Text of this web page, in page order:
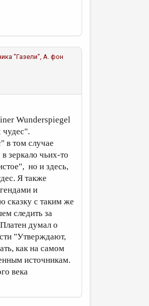
"Газели", А. фон
Wunderspiegel
чудес".
в том случае
зеркало чьих-то
но и здесь,
Я также
и
сказку с таким же
следить за
думал о
"Утверждают,
как на самом
источникам.
века